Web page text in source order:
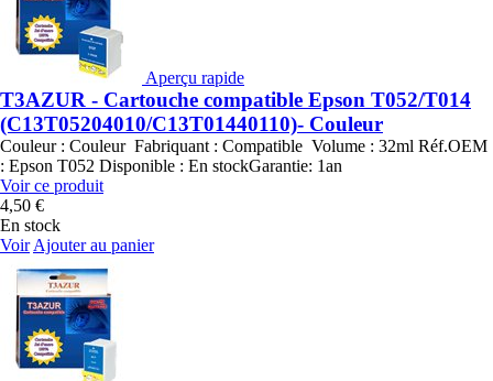
Aperçu rapide
T3AZUR - Cartouche compatible Epson T052/T014
(C13T05204010/C13T01440110)- Couleur
Couleur : Couleur Fabriquant : Compatible Volume : 32ml Réf.OEM
: Epson T052 Disponible : En stockGarantie: 1an
Voir ce produit
4,50 €
En stock
Voir Ajouter au panier